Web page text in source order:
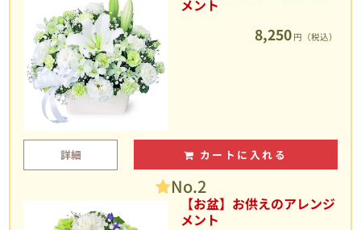
メント
8,250 円（税込）
詳細 カートに入れる
No.2
【お盆】お供えのアレンジ
メント